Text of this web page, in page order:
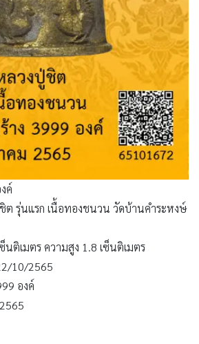
ค์
ต รุ่นแรก เนื้อทองชนวน วัดบ้านคำระหงษ์
นติเมตร ความสูง 1.8 เซ็นติเมตร
10/2565
องค์